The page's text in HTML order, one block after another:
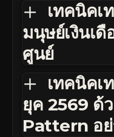
เทคนิคเ
มนุษย์เงินเดื
ศูนย์
เทคนิคเ
ยุค 2569 ด้
Pattern อ